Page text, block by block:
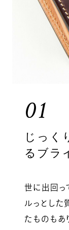
01
じっく
るブラ
世に出回っ
ルっとした
たものもあ